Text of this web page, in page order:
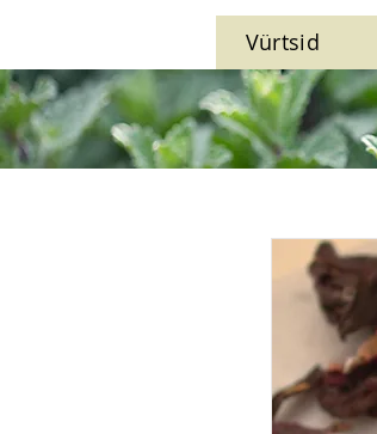
Vürtsid